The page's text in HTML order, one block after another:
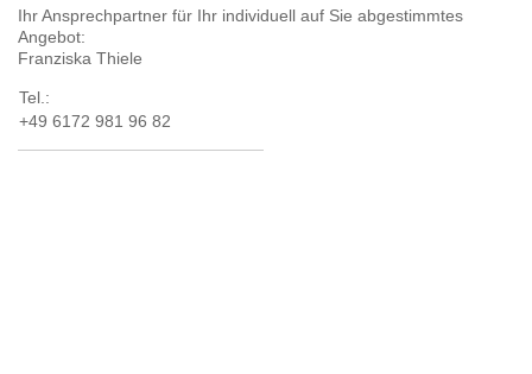
Ihr Ansprechpartner für Ihr individuell auf Sie abgestimmtes
Angebot:
Franziska Thiele
Tel.:
+49 6172 981 96 82